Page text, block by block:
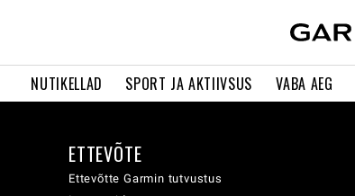
NUTIKELLAD SPORT JA AKTIIVSUS VABA AEG
ETTEVÕTE
Ettevõtte Garmin tutvustus